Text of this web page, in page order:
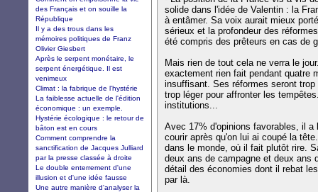
solide dans l'idée de Valentin : la
à entâmer. Sa voix aurait mieux
sérieux et la profondeur des
été compris des prêteurs en cas de
Mais rien de tout cela ne verra le
exactement rien fait pendant quatre
insuffisant. Ses réformes seront
trop léger pour affronter les
institutions...
Avec 17% d'opinions favorables, il
courir après qu'on lui ai coupé la
dans le monde, où il fait plutôt rire.
deux ans de campagne et deux ans
détail des économies dont il rebat
par là.
des Français et on souille la
République
Il y a des trous dans les
mémoires politiques de Franz
Olivier Giesbert
Après le serpent monétaire, le
serpent énergétique. Il est
venimeux
Climat : la fabrique de l'hystérie
La faiblesse actuelle de l'édition
économique : un exemple.
Hystérie écologique : le retour de
bâton est en cours
Comment comprendre la
sanctification de Jacques Julliard
par la presse classée à droite
Le double enterrement d'une
illusion et d'une idée fausse
Une autre manière d'analyser la